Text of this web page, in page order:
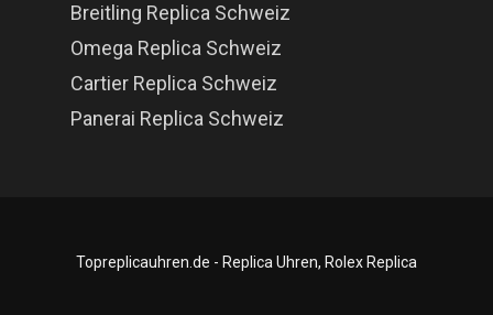
Breitling Replica Schweiz
Omega Replica Schweiz
Cartier Replica Schweiz
Panerai Replica Schweiz
Topreplicauhren.de - Replica Uhren, Rolex Replica